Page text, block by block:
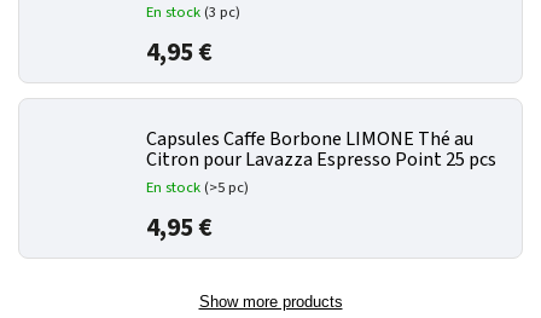
En stock (3 pc)
4,95 €
Capsules Caffe Borbone LIMONE Thé au
Citron pour Lavazza Espresso Point 25 pcs
En stock (>5 pc)
4,95 €
Show more products